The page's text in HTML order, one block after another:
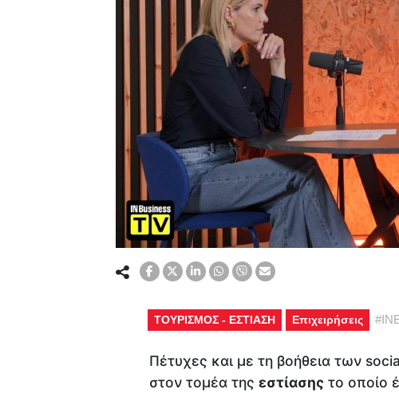
ΤΟΥΡΙΣΜΟΣ - ΕΣΤΙΑΣΗ Επιχειρήσεις #
Πέτυχες και με τη βοήθεια των
στον τομέα της εστίασης το οποίο